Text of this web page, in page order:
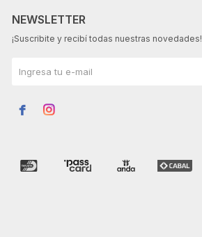
NEWSLETTER
¡Suscribite y recibí todas nuestras novedades!
 